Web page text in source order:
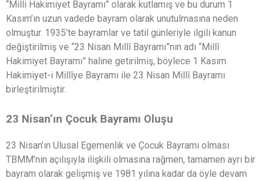
“Milli Hakimiyet Bayramı” olarak kutlamış ve bu durum 1
Kasım’ın uzun vadede bayram olarak unutulmasına neden
olmuştur. 1935’te bayramlar ve tatil günleriyle ilgili kanun
değiştirilmiş ve “23 Nisan Millî Bayramı”nın adı “Millî
Hakimiyet Bayramı” haline getirilmiş, böylece 1 Kasım
Hakimiyet-i Millîye Bayramı ile 23 Nisan Millî Bayramı
birleştirilmiştir.
23 Nisan’ın Çocuk Bayramı Oluşu
23 Nisan’ın Ulusal Egemenlik ve Çocuk Bayramı olması
TBMM’nin açılışıyla ilişkili olmasına rağmen, tamamen ayrı bir
bayram olarak gelişmiş ve 1981 yılına kadar da öyle devam